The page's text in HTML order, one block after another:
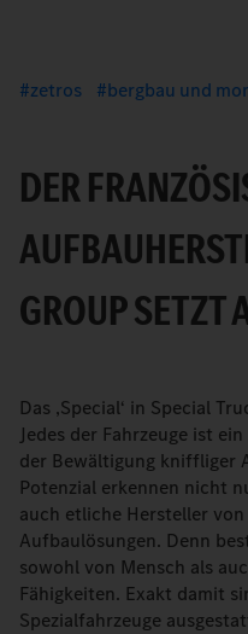
zetros bergbau und
DER
GROUP SETZT
Das ‚Special‘ in Special
Jedes der Fahrzeuge ist
der Bewältigung kniffliger
Potenzial erkennen nicht
auch etliche Hersteller
Aufbaulösungen. Denn
sowohl von Mensch als
Fähigkeiten. Exakt damit
Spezialfahrzeuge